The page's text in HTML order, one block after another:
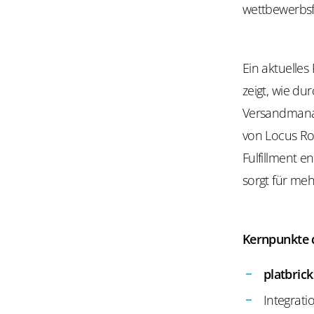
Ein
zeigt, wie
von Locus
Fulfillment
sorgt für
Kernpunkte